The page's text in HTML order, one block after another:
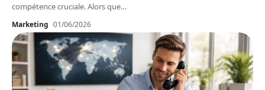
compétence cruciale. Alors que…
Marketing 01/06/2026